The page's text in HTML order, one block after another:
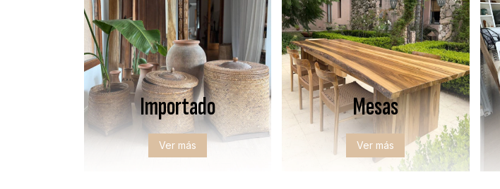
Importado
Ver más
Mesas
Ver más